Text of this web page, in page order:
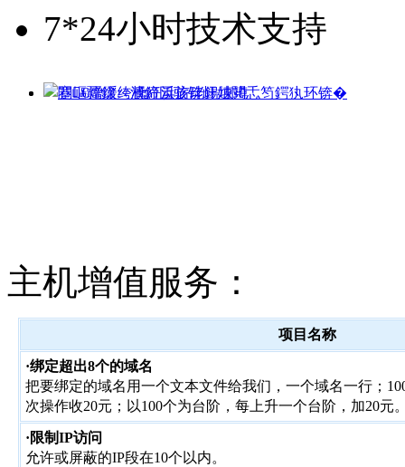
7*24小时技术支持
主机增值服务：
项目名称
·绑定超出8个的域名
把要绑定的域名用一个文本文件给我们，一个域名一行；
次操作收20元；以100个为台阶，每上升一个台阶，加20元
·限制IP访问
允许或屏蔽的IP段在10个以内。